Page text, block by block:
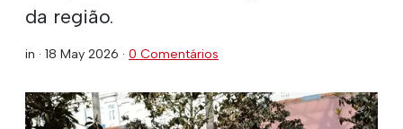
da região.
in · 18 May 2026 · 0 Comentários